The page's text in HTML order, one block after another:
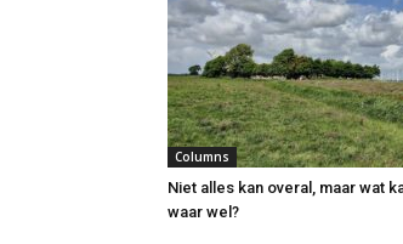
Columns
Niet alles kan overal, maar wat
waar wel?